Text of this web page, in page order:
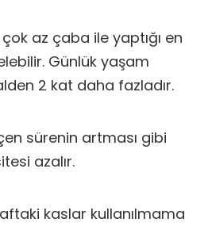
az çaba ile yaptığı en
Günlük yaşam
2 kat daha fazladır.
sürenin artması gibi
azalır.
kaslar kullanılmama